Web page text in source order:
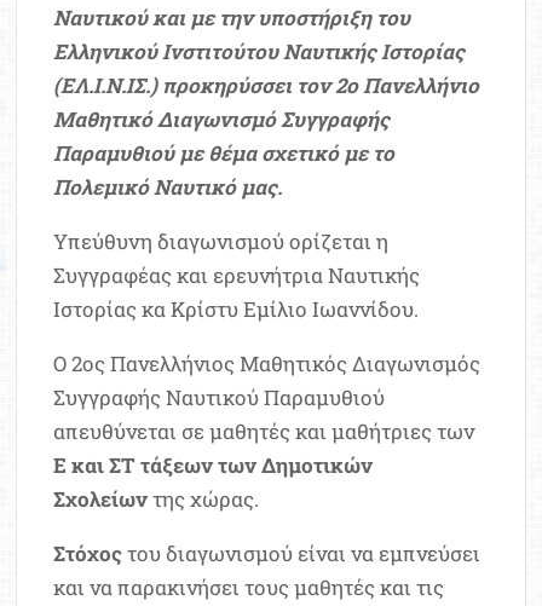
Ναυτικού και με την υποστήριξη του
Ελληνικού Ινστιτούτου Ναυτικής Ιστορίας
(ΕΛ.Ι.Ν.ΙΣ.) προκηρύσσει τον 2ο Πανελλήνιο
Μαθητικό Διαγωνισμό Συγγραφής
Παραμυθιού με θέμα σχετικό με το
Πολεμικό Ναυτικό μας.
Υπεύθυνη διαγωνισμού ορίζεται η
Συγγραφέας και ερευνήτρια Ναυτικής
Ιστορίας κα Κρίστυ Εμίλιο Ιωαννίδου.
Ο 2ος Πανελλήνιος Μαθητικός Διαγωνισμός
Συγγραφής Ναυτικού Παραμυθιού
απευθύνεται σε μαθητές και μαθήτριες των
Ε και ΣΤ τάξεων των Δημοτικών
Σχολείωντης χώρας.
Στόχοςτου διαγωνισμού είναι να εμπνεύσει
και να παρακινήσει τους μαθητές και τις